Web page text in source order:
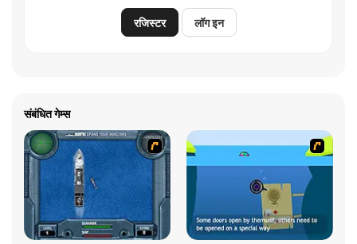
रजिस्टर लॉग इन
संबंधित गेम्स